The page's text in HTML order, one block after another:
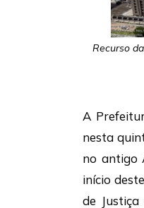
Recurso
A
nesta
no antigo
início
de